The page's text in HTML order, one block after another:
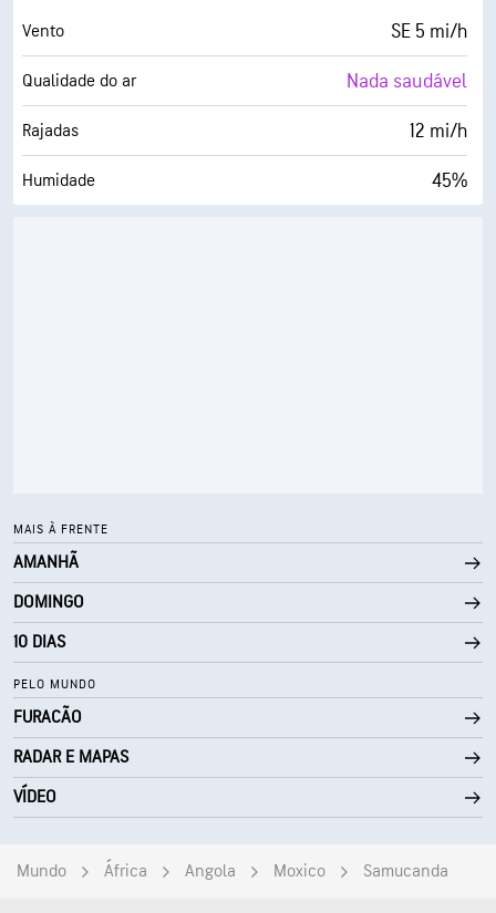
Cobertura de nuvens 4%
Visibilidade 7 milhas
Teto de nuvens 30000 pés
Vento SE 5 mi/h
Qualidade do ar Nada saudável
Rajadas 12 mi/h
Humidade 45%
MAIS À FRENTE
AMANHÃ
DOMINGO
10 DIAS
PELO MUNDO
FURACÃO
RADAR E MAPAS
VÍDEO
Mundo África Angola Moxico Samucanda